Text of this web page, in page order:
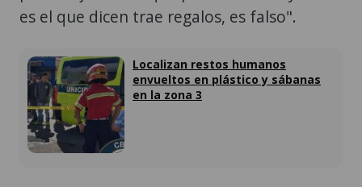
es el que dicen trae regalos, es falso".
Localizan restos humanos
envueltos en plástico y sábanas
en la zona 3